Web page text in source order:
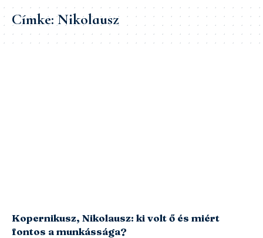
Címke:Nikolausz
Kopernikusz, Nikolausz: ki volt ő és miért
fontos a munkássága?